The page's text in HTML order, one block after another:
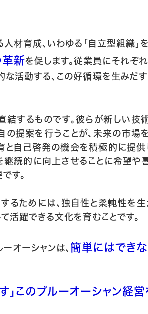
材育成、いわゆる「自立型組織」
革新を促します。従業員にそれぞ
活動する、この好循環を生みだ
結するものです。彼らが新しい技
の提案を行うことが、未来の市場
と自己啓発の機会を積極的に提供
継続的に向上させることに希望や
す。
るためには、独自性と柔軘性を生
活躍できる文化を育むことです。
オーシャンは、 簡単にはでき
」このブルーオーシャン経